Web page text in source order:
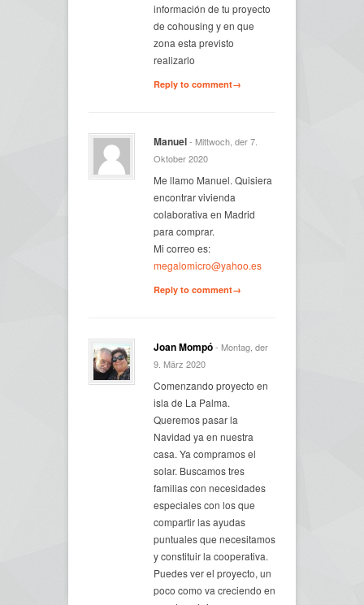
información de tu proyecto
de cohousing y en que
zona esta previsto
realizarlo
Reply to comment→
Manuel- Mittwoch, der 7.
Oktober 2020
Me llamo Manuel. Quisiera
encontrar vivienda
colaborativa en Madrid
para comprar.
Mi correo es:
megalomicro@yahoo.es
Reply to comment→
Joan Mompó- Montag, der
9. März 2020
Comenzando proyecto en
isla de La Palma.
Queremos pasar la
Navidad ya en nuestra
casa. Ya compramos el
solar. Buscamos tres
familias con necesidades
especiales con los que
compartir las ayudas
puntuales que necesitamos
y constituir la cooperativa.
Puedes ver el proyecto, un
poco como va creciendo en